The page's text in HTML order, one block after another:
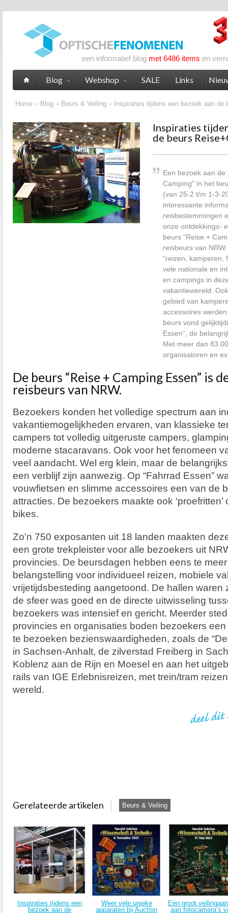
een informatief blog met 6486 items en
Home » Blog » Beurs & Veiling » Inspiraties tijdens een bezoek aan de
Inspiraties
de beurs
Een bezoek aan de
Camping” in het
(van 25-2 t/m 1-3-
interessante
reisbestemmingen
onze ontdekkings-
beurs “Reise +
reisbeurs van
“reizen, kamperen,
vele nationale en
en campings in
vakantiewereld.
gebied van
accessoires
beurs vond
Essen”, de
Met meer dan
organisatoren en
De beurs “Reise + Camping Essen” is
reisbeurs van NRW.
Bezoekers konden het volledige spectrum aan
vakantiemogelijkheden ervaren, van klassieke
campers tot volledig uitgeruste campers,
moderne stacaravans. Ook voor het fenomeen
veel aandacht. Wel erg klein, maar de
een verblijf zijn aanwezig. Op “Fahrrad Essen”
vouwfietsen en slimme accessoires een van de
attracties. De bezoekers maakte ook
bikes.
Zo'n 750 exposanten uit 18 landen maakten
een grote trekpleister voor alle bezoekers uit
provincies. De beursdagen hebben eens te
belangstelling voor individueel reizen, mobiele
vrijetijdsbesteding aangetoond. De hallen waren
de sfeer was goed en de directe uitwisseling
bezoekers was intensief en gericht. Meerder
provincies en organisaties boden bezoekers
te bezoeken bezienswaardigheden, zoals de
in Sachsen-Anhalt, de zilverstad Freiberg in
Koblenz aan de Rijn en Moesel en aan het
rails van IGE Erlebnisreizen, met trein/tram
wereld.
Gerelateerde artikelen Beurs & Veiling
Inspiraties tijdens een
bezoek aan de
Weer vele unieke
apparaten bij Auction
Een groot
aan fotocamera’s
Blog Webshop SALE Links